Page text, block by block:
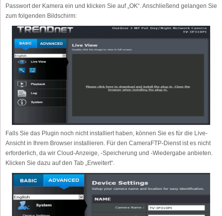
Passwort der Kamera ein und klicken Sie auf „OK“. Anschließend gelangen Sie
zum folgenden Bildschirm:
Falls Sie das Plugin noch nicht installiert haben, können Sie es für die Live-
Ansicht in Ihrem Browser installieren. Für den CameraFTP-Dienst ist es nicht
erforderlich, da wir Cloud-Anzeige, -Speicherung und -Wiedergabe anbieten.
Klicken Sie dazu auf den Tab „Erweitert“.